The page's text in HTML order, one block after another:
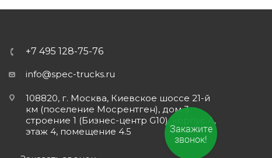
+7 495 128-75-76
info@spec-trucks.ru
108820, г. Москва, Киевское шоссе 21-й
км (поселение Мосрентген), дом 3
строение 1 (Бизнес-центр G10), корпус А,
этаж 4, помещение 4.5
Закажите
звонок!